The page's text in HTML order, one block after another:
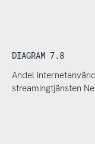
DIAGRAM 7.8
Andel
streamingtjänsten